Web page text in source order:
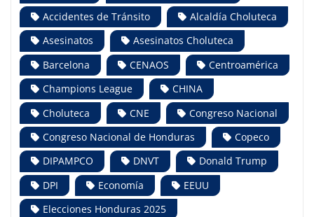
Accidentes de Tránsito
Alcaldía Choluteca
Asesinatos
Asesinatos Choluteca
Barcelona
CENAOS
Centroamérica
Champions League
CHINA
Choluteca
CNE
Congreso Nacional
Congreso Nacional de Honduras
Copeco
DIPAMPCO
DNVT
Donald Trump
DPI
Economía
EEUU
Elecciones Honduras 2025